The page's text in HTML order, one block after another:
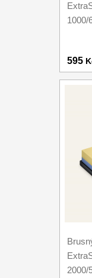
1000/
595
2000/